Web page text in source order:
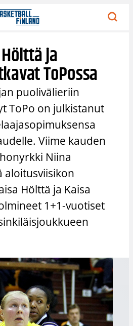
ja
ToPossa
puolivälieriin
ToPo on julkistanut
Viime kauden
Niina
aloitusviisikon
Hölttä ja Kaisa
1+1-vuotiset